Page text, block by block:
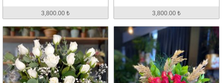
3,800.00 ₺ 3,800.00 ₺